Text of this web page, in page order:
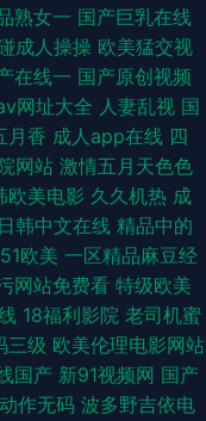
资源总站 AV伊人婷婷网站
源A片 国产探花123在线
日本高清高情www 91论坛
美乱片导航 91探花精选最
H片 欧美第12页 91在线精
看片福利 91传媒在线免观
快射网2025 麻豆视频免费
熟女一 国产巨乳在线
成人操操 欧美猛交视
在线一 国产原创视频
网址大全 人妻乱视 国
月香 成人app在线 四
网站 激情五月天色色
欧美电影 久久机热 成
日韩中文在线 精品中的
51欧美 一区精品麻豆经
网站免费看 特级欧美
18福利影院 老司机蜜
三级 欧美伦理电影网站
国产 新91视频网 国产
作无码 波多野吉依电